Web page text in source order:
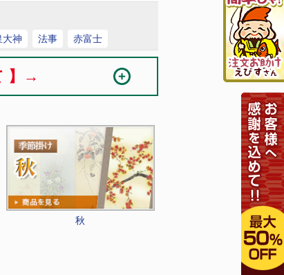
大神 法事 赤富士
】→
秋